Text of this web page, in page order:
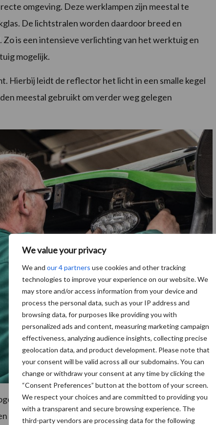
We value your privacy
We and our 4 partners use cookies and other tracking
technologies to improve your experience on our website. We
may store and/or access information from your device and
process the personal data, such as your IP address and
browsing data, for purposes like providing you with
personalized ads and content, measuring marketing campaign
effectiveness, analyzing audience insights, collecting precise
geolocation data, and product development. Please note that
your consent will be valid across all our subdomains. You can
change or withdraw your consent at any time by clicking the
“Consent Preferences” button at the bottom of your screen.
We respect your choices and are committed to providing you
with a transparent and secure browsing experience. The
third-party vendors are processing data for the following
omgeving. Deze werklampen zijn meestal te
De lichtstralen worden daardoor breed en
is een intensieve verlichting van het werktuig en
mogelijk.
Hierbij leidt de reflector het licht in een smalle kegel
meestal gebruikt om verder weg gelegen
verlichting van het werkgebied over een groot
in het gebied dat ze verlichten, met elkaar worden